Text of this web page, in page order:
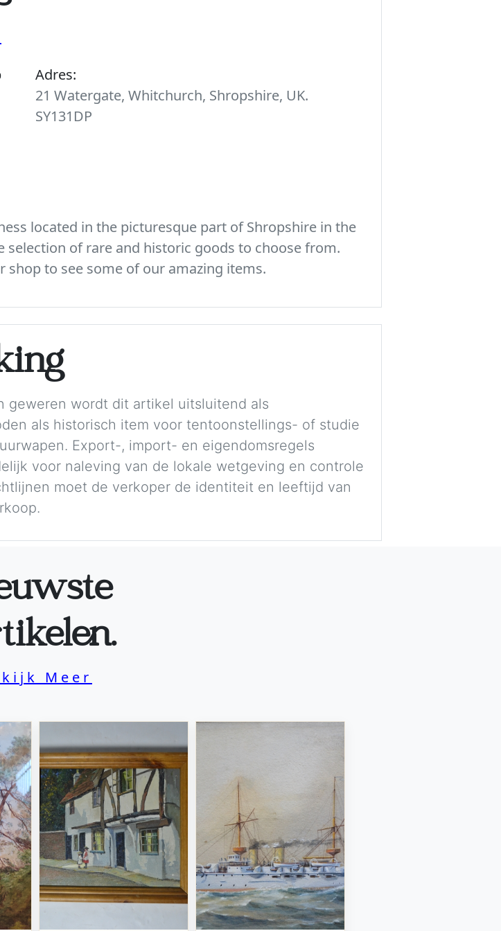
Adres:
21 Watergate, Whitchurch, Shropshire, UK.
SY131DP
located in the picturesque part of Shropshire in the
selection of rare and historic goods to choose from.
shop to see some of our amazing items.
geweren wordt dit artikel uitsluitend als
als historisch item voor tentoonstellings- of studie
Export-, import- en eigendomsregels
voor naleving van de lokale wetgeving en controle
moet de verkoper de identiteit en leeftijd van
Meer